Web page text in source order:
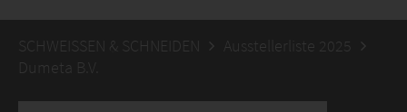
SCHWEISSEN & SCHNEIDEN
Ausstellerliste 2025
Dumeta B.V.